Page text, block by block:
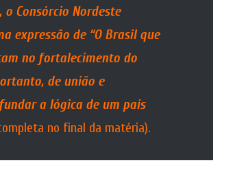
Consórcio Nordeste
expressão de “O Brasil que
no fortalecimento do
de união e
a lógica de um país
no final da matéria).